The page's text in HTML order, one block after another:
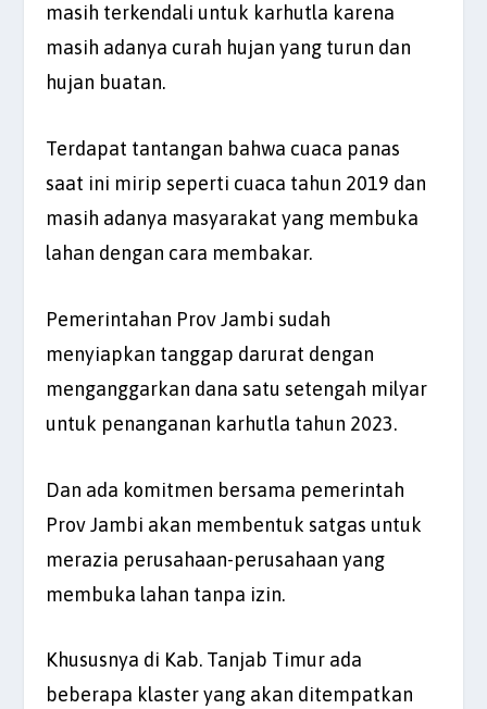
masih terkendali untuk karhutla karena
masih adanya curah hujan yang turun dan
hujan buatan.
Terdapat tantangan bahwa cuaca panas
saat ini mirip seperti cuaca tahun 2019 dan
masih adanya masyarakat yang membuka
lahan dengan cara membakar.
Pemerintahan Prov Jambi sudah
menyiapkan tanggap darurat dengan
menganggarkan dana satu setengah milyar
untuk penanganan karhutla tahun 2023.
Dan ada komitmen bersama pemerintah
Prov Jambi akan membentuk satgas untuk
merazia perusahaan-perusahaan yang
membuka lahan tanpa izin.
Khususnya di Kab. Tanjab Timur ada
beberapa klaster yang akan ditempatkan